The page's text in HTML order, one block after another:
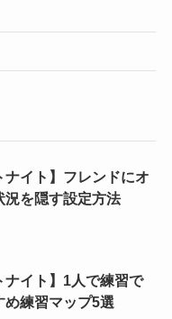
ナイト】フレンドにオ
況を隠す設定方法
ナイト】1人で練習で
め練習マップ5選